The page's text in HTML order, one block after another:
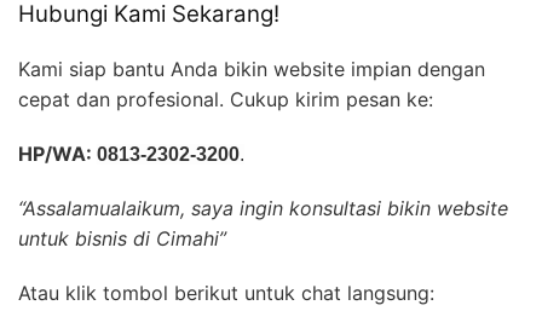
Hubungi Kami Sekarang!
Kami siap bantu Anda bikin website impian dengan
cepat dan profesional. Cukup kirim pesan ke:
HP/WA: 0813-2302-3200.
“Assalamualaikum, saya ingin konsultasi bikin website
untuk bisnis di Cimahi”
Atau klik tombol berikut untuk chat langsung: